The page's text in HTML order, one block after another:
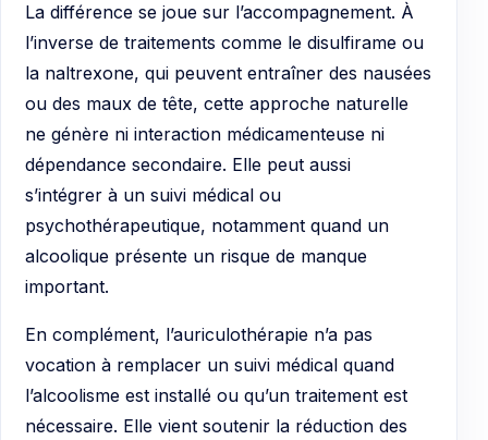
La différence se joue sur l’accompagnement. À
l’inverse de traitements comme le disulfirame ou
la naltrexone, qui peuvent entraîner des nausées
ou des maux de tête, cette approche naturelle
ne génère ni interaction médicamenteuse ni
dépendance secondaire. Elle peut aussi
s’intégrer à un suivi médical ou
psychothérapeutique, notamment quand un
alcoolique présente un risque de manque
important.
En complément, l’auriculothérapie n’a pas
vocation à remplacer un suivi médical quand
l’alcoolisme est installé ou qu’un traitement est
nécessaire. Elle vient soutenir la réduction des